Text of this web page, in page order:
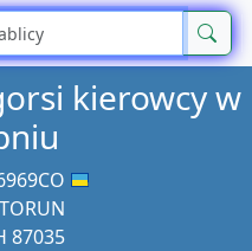
kierowcy w
87035